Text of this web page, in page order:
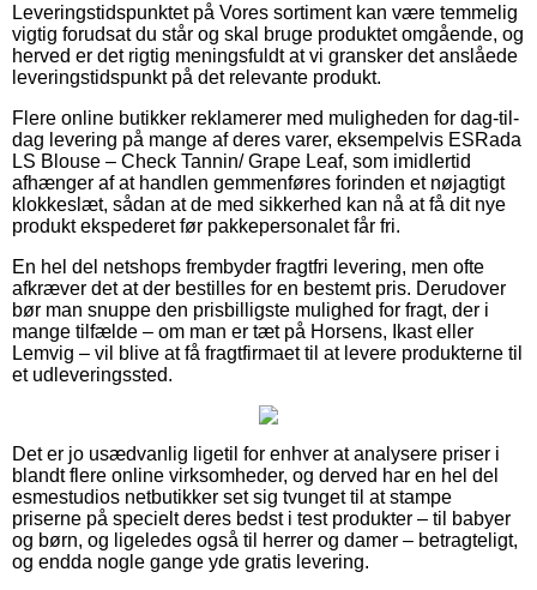
Leveringstidspunktet på Vores sortiment kan være temmelig
vigtig forudsat du står og skal bruge produktet omgående, og
herved er det rigtig meningsfuldt at vi gransker det anslåede
leveringstidspunkt på det relevante produkt.
Flere online butikker reklamerer med muligheden for dag-til-
dag levering på mange af deres varer, eksempelvis ESRada
LS Blouse – Check Tannin/ Grape Leaf, som imidlertid
afhænger af at handlen gemmenføres forinden et nøjagtigt
klokkeslæt, sådan at de med sikkerhed kan nå at få dit nye
produkt ekspederet før pakkepersonalet får fri.
En hel del netshops frembyder fragtfri levering, men ofte
afkræver det at der bestilles for en bestemt pris. Derudover
bør man snuppe den prisbilligste mulighed for fragt, der i
mange tilfælde – om man er tæt på Horsens, Ikast eller
Lemvig – vil blive at få fragtfirmaet til at levere produkterne til
et udleveringssted.
Det er jo usædvanlig ligetil for enhver at analysere priser i
blandt flere online virksomheder, og derved har en hel del
esmestudios netbutikker set sig tvunget til at stampe
priserne på specielt deres bedst i test produkter – til babyer
og børn, og ligeledes også til herrer og damer – betragteligt,
og endda nogle gange yde gratis levering.